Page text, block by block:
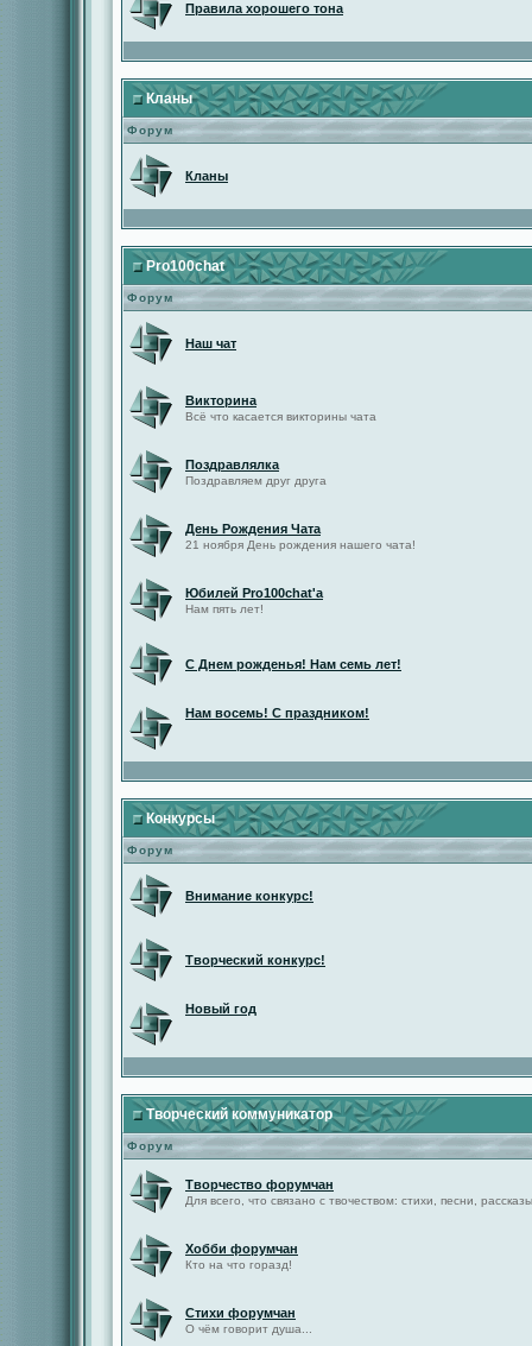
Правила хорошего тона
Кланы
Форум
Кланы
Pro100chat
Форум
Наш чат
Викторина
Всё что касается викторины чата
Поздравлялка
Поздравляем друг друга
День Рождения Чата
21 ноября День рождения нашего чата!
Юбилей Pro100chat'а
Нам пять лет!
С Днем рожденья! Нам семь лет!
Нам восемь! С праздником!
Конкурсы
Форум
Внимание конкурс!
Творческий конкурс!
Новый год
Творческий коммуникатор
Форум
Творчество форумчан
Для всего, что связано с твочеством: стихи, песни,
Хобби форумчан
Кто на что горазд!
Стихи форумчан
О чём говорит душа...